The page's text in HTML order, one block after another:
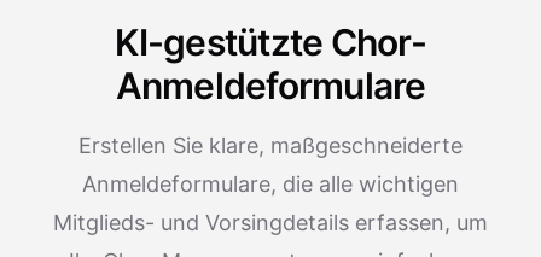
KI-gestützte Chor-
Anmeldeformulare
Erstellen Sie klare, maßgeschneiderte
Anmeldeformulare, die alle wichtigen
Mitglieds- und Vorsingdetails erfassen, um